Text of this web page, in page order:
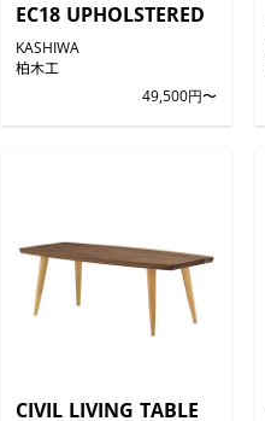
EC18 UPHOLSTERED
KASHIWA
柏木工
49,500円〜
CIVIL LIVING TABLE